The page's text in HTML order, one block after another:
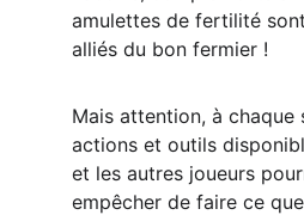
amulettes de fertilité
alliés du bon fermier !
Mais attention, à chaque
actions et outils
et les autres joueurs
empêcher de faire ce